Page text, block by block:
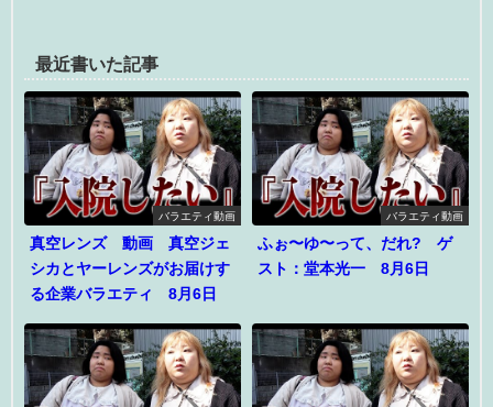
最近書いた記事
バラエティ動画
真空レンズ 動画 真空ジェ
シカとヤーレンズがお届けす
る企業バラエティ 8月6日
バラエティ動画
ふぉ〜ゆ〜って、だれ? ゲ
スト：堂本光一 8月6日